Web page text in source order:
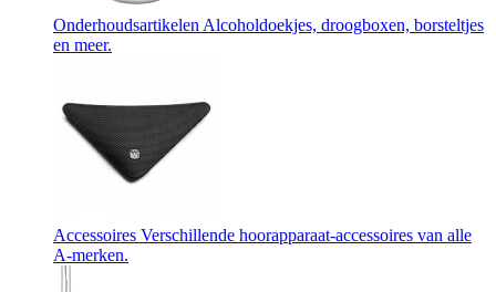
Onderhoudsartikelen Alcoholdoekjes, droogboxen, borsteltjes
en meer.
Accessoires Verschillende hoorapparaat-accessoires van alle
A-merken.